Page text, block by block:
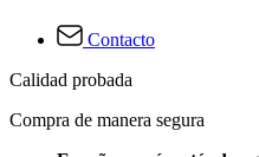
Contacto
Calidad probada
Compra de manera segura